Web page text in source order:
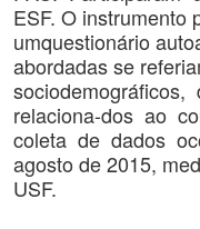
ESF. O instrumento
umquestionário
abordadas se
relaciona-dos ao
coleta de dados
agosto de 2015,
USF.